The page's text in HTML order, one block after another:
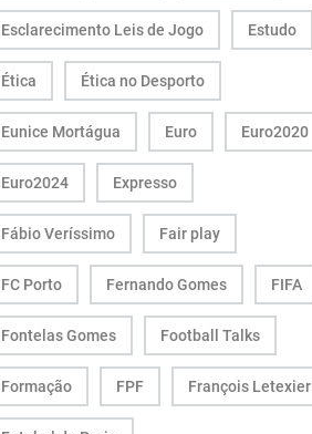
Esclarecimento Leis de Jogo Estudo
Ética Ética no Desporto
Eunice Mortágua Euro Euro2020
Euro2024 Expresso
Fábio Veríssimo Fair play
FC Porto Fernando Gomes FIFA
Fontelas Gomes Football Talks
Formação FPF François Letexier